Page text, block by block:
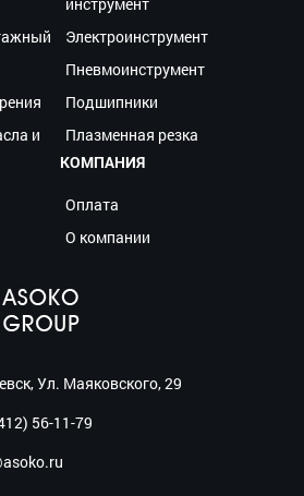
Электроинструмент
Пневмоинструмент
Подшипники
и
Плазменная резка
КОМПАНИЯ
Оплата
О компании
Ул. Маяковского, 29
56-11-79